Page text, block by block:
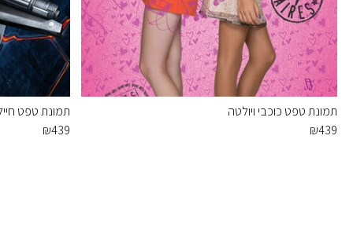
תמונת טפט כוכבי ויולטה
₪439
תמונת טפט
₪439